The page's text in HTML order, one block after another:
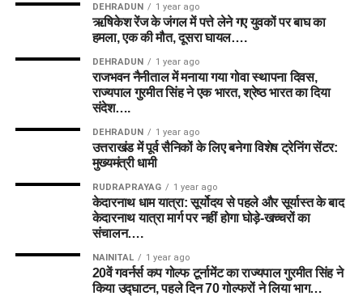
DEHRADUN 1 year ago
ऋषिकेश रेंज के जंगल में पत्ते लेने गए युवकों पर बाघ का
हमला, एक की मौत, दूसरा घायल….
DEHRADUN 1 year ago
राजभवन नैनीताल में मनाया गया गोवा स्थापना दिवस,
राज्यपाल गुरमीत सिंह ने एक भारत, श्रेष्ठ भारत का दिया
संदेश….
DEHRADUN 1 year ago
उत्तराखंड में पूर्व सैनिकों के लिए बनेगा विशेष ट्रेनिंग सेंटर:
मुख्यमंत्री धामी
RUDRAPRAYAG 1 year ago
केदारनाथ धाम यात्रा: सूर्योदय से पहले और सूर्यास्त के बाद
केदारनाथ यात्रा मार्ग पर नहीं होगा घोड़े-खच्चरों का
संचालन….
NAINITAL 1 year ago
20वें गवर्नर्स कप गोल्फ टूर्नामेंट का राज्यपाल गुरमीत सिंह ने
किया उद्घाटन, पहले दिन 70 गोल्फरों ने लिया भाग…